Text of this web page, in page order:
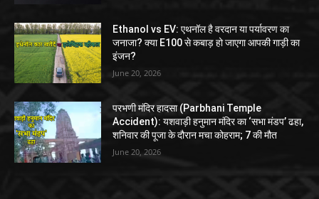
Ethanol vs EV: एथनॉल है वरदान या पर्यावरण का
जनाजा? क्या E100 से कबाड़ हो जाएगा आपकी गाड़ी का
इंजन?
June 20, 2026
परभणी मंदिर हादसा (Parbhani Temple
Accident): यशवाड़ी हनुमान मंदिर का ‘सभा मंडप’ ढहा,
शनिवार की पूजा के दौरान मचा कोहराम; 7 की मौत
June 20, 2026